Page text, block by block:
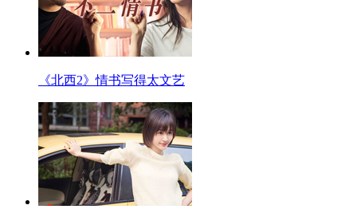
《北西2》情书写得太文艺